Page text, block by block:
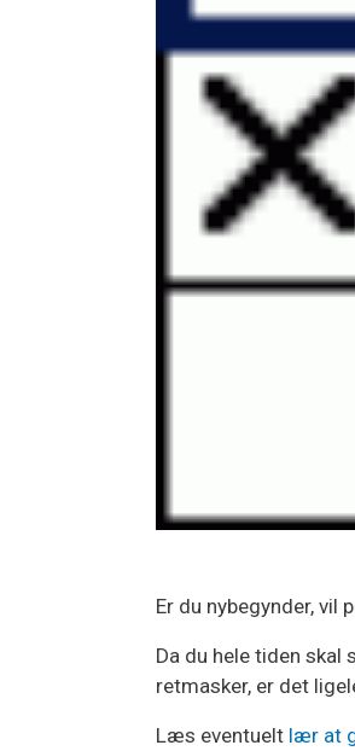
Er du nybegynder,
Da du hele tiden
retmasker, er det
Læs eventuelt lær at